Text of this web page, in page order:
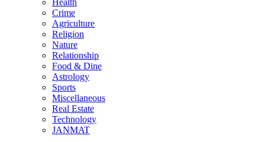
Health
Crime
Agriculture
Religion
Nature
Relationship
Food & Dine
Astrology
Sports
Miscellaneous
Real Estate
Technology
JANMAT